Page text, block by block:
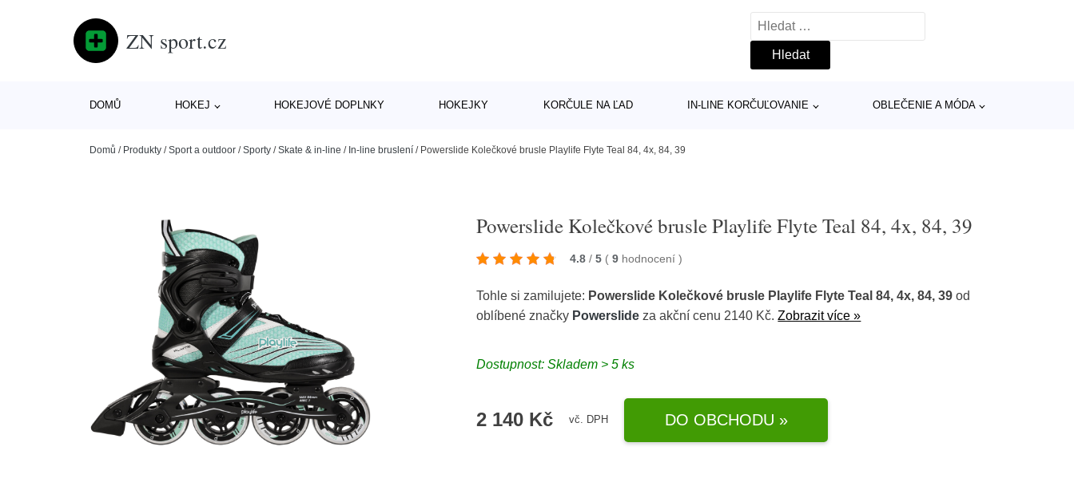
ZN sport.cz
Vyhledávání
DOMŮ HOKEJ HOKEJOVÉ DOPLNKY HOKEJKY KORČULE NA ĽAD IN-LINE KORČUĽOVANIE OBLEČENIE A MÓDA
Domů / Produkty /Sport a outdoor /Sporty /Skate & in-line / In-line bruslení / Powerslide Kolečkové brusle Playlife Flyte Teal 84, 4x, 84, 39
Powerslide Kolečkové brusle Playlife Flyte Teal 84, 4x, 84, 39
4.8 / 5 ( 9 hodnocení)
Tohle si zamilujete: Powerslide Kolečkové brusle Playlife Flyte Teal 84, 4x, 84, 39 od
oblíbené značky Powerslide za akční cenu 2140 Kč.Zobrazit více »
Dostupnost: Skladem > 5 ks
2 140 Kč vč. DPH DO OBCHODU »